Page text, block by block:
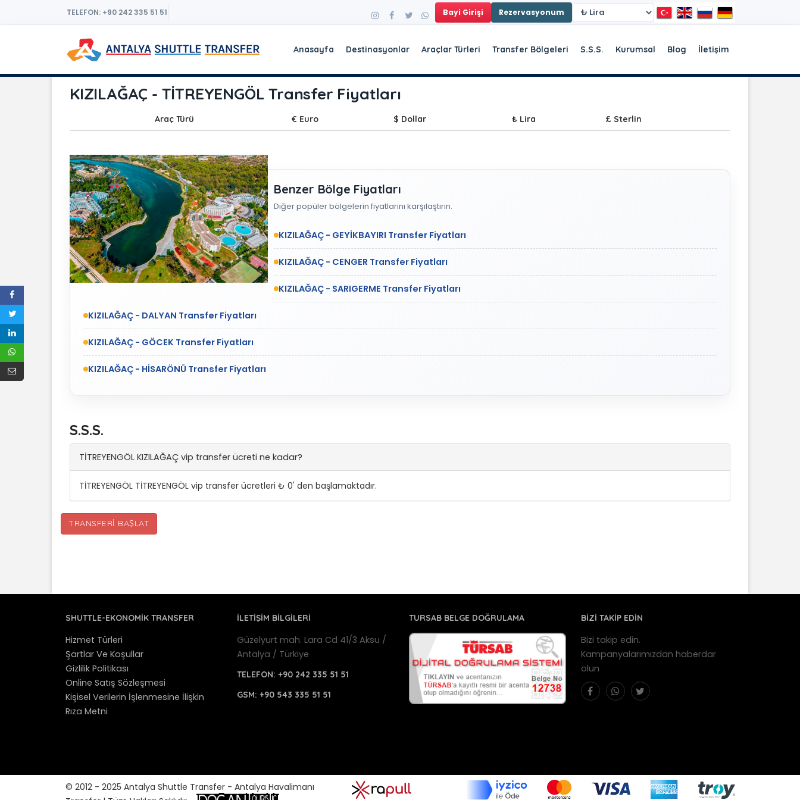
TELEFON: +90 242 335 51 51 Bayi Girişi Rezervasyonum
Anasayfa Destinasyonlar Araçlar Türleri Transfer Bölgeleri S.S.S. Kurumsal Blog İletişim
KIZILAĞAÇ - TİTREYENGÖL Transfer Fiyatları
Araç Türü € Euro $ Dollar ₺ Lira £ Sterlin
Benzer Bölge Fiyatları
Diğer popüler bölgelerin fiyatlarını karşılaştırın.
KIZILAĞAÇ - GEYİKBAYIRI Transfer Fiyatları
KIZILAĞAÇ - CENGER Transfer Fiyatları
KIZILAĞAÇ - SARIGERME Transfer Fiyatları
KIZILAĞAÇ - DALYAN Transfer Fiyatları
KIZILAĞAÇ - GÖCEK Transfer Fiyatları
KIZILAĞAÇ - HİSARÖNÜ Transfer Fiyatları
S.S.S.
TİTREYENGÖL KIZILAĞAÇ vip transfer ücreti ne kadar?
TİTREYENGÖL TİTREYENGÖL vip transfer ücretleri ₺ 0' den başlamaktadır.
TRANSFERI BAŞLAT
SHUTTLE-EKONOMIK TRANSFER
Hizmet Türleri
Şartlar Ve Koşullar
Gizlilik Politikası
Online Satış Sözleşmesi
Kişisel Verilerin İşlenmesine İlişkin
Rıza Metni
İLETİŞİM BİLGİLERİ
Güzelyurt mah. Lara Cd 41/3 Aksu /
Antalya / Türkiye
TELEFON:+90 242 335 51 51
GSM:+90 543 335 51 51
TURSAB BELGE DOĞRULAMA BİZİ TAKİP EDİN
Bizi takip edin.
Kampanyalarımızdan haberdar
olun
© 2012 - 2025 Antalya Shuttle Transfer - Antalya Havalimanı